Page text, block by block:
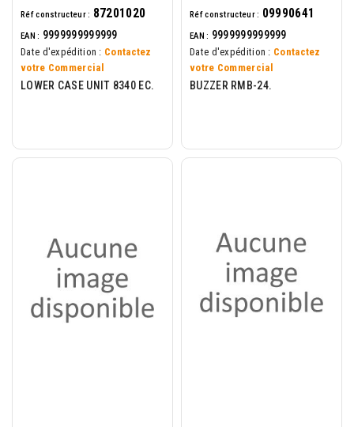
Réf constructeur : 87201020
EAN : 9999999999999
Date d'expédition : Contactez
votre Commercial
LOWER CASE UNIT 8340 EC.
Réf constructeur : 09990641
EAN : 9999999999999
Date d'expédition : Contactez
votre Commercial
BUZZER RMB-24.